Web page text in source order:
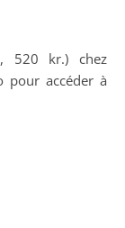
pour accéder à